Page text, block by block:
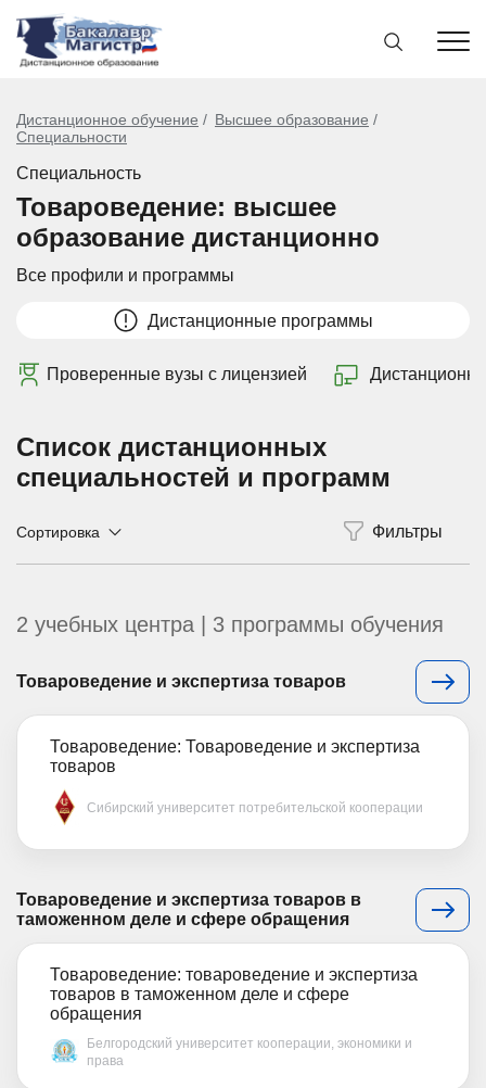
Дистанционное обучение
Высшее образование
Специальности
Специальность
Товароведение: высшее
образование дистанционно
Все профили и программы
Дистанционные программы
Проверенные вузы с лицензией Дистанционно
Список дистанционных
специальностей и программ
Сортировка
2 учебных центра | 3 программы обучения
Товароведение и экспертиза товаров
Товароведение: Товароведение и экспертиза
товаров
Сибирский университет потребительской кооперации
Товароведение и экспертиза товаров в
таможенном деле и сфере обращения
Товароведение: товароведение и экспертиза
товаров в таможенном деле и сфере
обращения
Белгородский университет кооперации, экономики и
права